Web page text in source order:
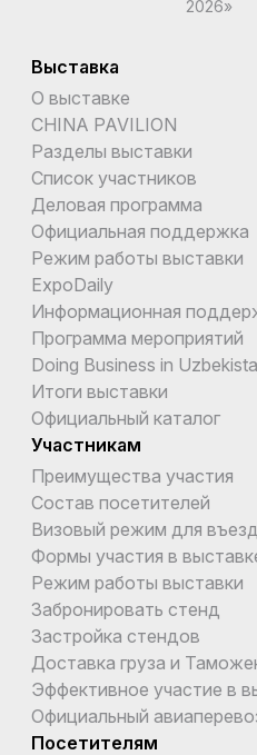
2026»
Выставка
О выставке
CHINA PAVILION
Разделы выставки
Список участников
Деловая программа
Официальная поддержка
Режим работы выставки
ExpoDaily
Информационная
Программа мероприятий
Doing Business in
Итоги выставки
Официальный каталог
Участникам
Преимущества участия
Состав посетителей
Визовый режим для
Формы участия в
Режим работы выставки
Забронировать стенд
Застройка стендов
Доставка груза и
Эффективное участие в
Официальный
Посетителям